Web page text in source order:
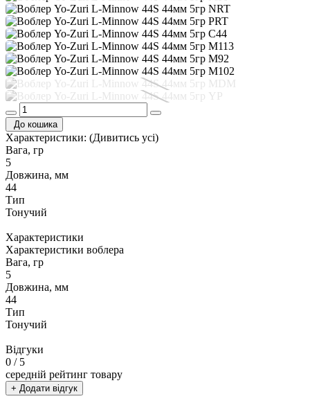
До кошика
Характеристики: (Дивитись усі)
Вага, гр
5
Довжина, мм
44
Тип
Тонучий
Характеристики
Характеристики воблера
Вага, гр
5
Довжина, мм
44
Тип
Тонучий
Відгуки
0 / 5
середній рейтинг товару
+ Додати відгук